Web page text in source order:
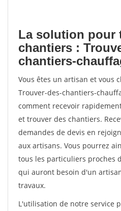
La solution pour
chantiers :
chantiers-
Vous êtes un artisan et vous
Trouver-des-chantiers-
comment recevoir
et trouver des chantiers.
demandes de devis en
aux artisans. Vous pourrez
tous les particuliers proches
qui auront besoin d'un
travaux.
L'utilisation de notre service